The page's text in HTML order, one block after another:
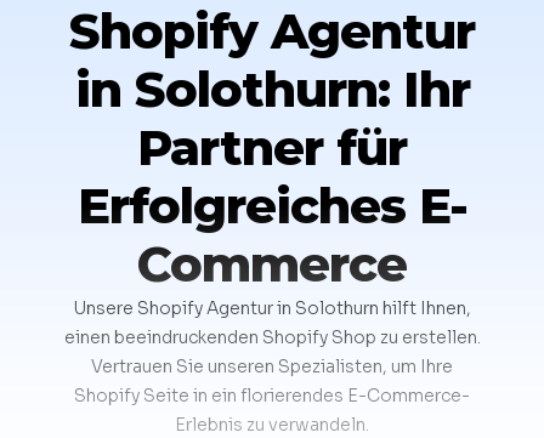
Shopify Agentur
in Solothurn: Ihr
Partner für
Erfolgreiches E-
Commerce
Unsere Shopify Agentur in Solothurn hilft Ihnen,
einen beeindruckenden Shopify Shop zu erstellen.
Vertrauen Sie unseren Spezialisten, um Ihre
Shopify Seite in ein florierendes E-Commerce-
Erlebnis zu verwandeln.